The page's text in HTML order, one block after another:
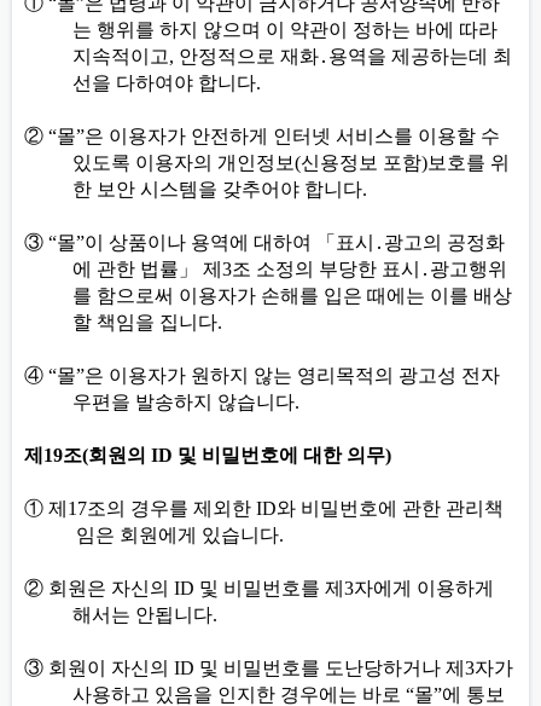
는 행위를 하지 않으며 이 약관이 정하는 바에 따라
지속적이고, 안정적으로 재화․ 용역을 제공하는데 최
선을 다하여야 합니다.
② “몰”은 이용자가 안전하게 인터넷 서비스를 이용할 수
있도록 이용자의 개인정보(신용정보 포함)보호를 위
한 보안 시스템을 갖추어야 합니다.
③ “몰”이 상품이나 용역에 대하여 「 표시 ․ 광고의 공정화
에 관한 법률 」제3조 소정의 부당한 표시 ․ 광고행위
를 함으로써 이용자가 손해를 입은 때에는 이를 배상
할 책임을 집니다.
④ “몰”은 이용자가 원하지 않는 영리목적의 광고성 전자
우편을 발송하지 않습니다.
제 19조(회원의 ID 및 비밀번호에 대한 의무)
① 제 17조의 경우를 제외한 ID와 비밀번호에 관한 관리책
임은 회원에게 있습니다.
② 회원은 자신의 ID 및 비밀번호를 제 3자에게 이용하게
해서는 안됩니다.
③ 회원이 자신의 ID 및 비밀번호를 도난당하거나 제 3자가
사용하고 있음을 인지한 경우에는 바로“몰”에 통보